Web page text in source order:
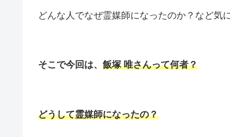
どんな人でなぜ霊媒師になったのか？など気
そこで今回は、 飯塚 唯さんって何者？
どうして霊媒師になったの？